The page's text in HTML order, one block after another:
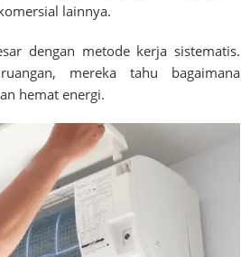
lainnya.
dengan metode kerja sistematis.
mereka tahu bagaimana
hemat energi.